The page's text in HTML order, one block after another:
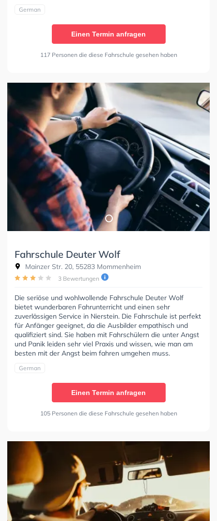
German
Einen Termin anfragen
117 Personen die diese Fahrschule gesehen haben
Fahrschule Deuter Wolf
Mainzer Str. 20, 55283 Mommenheim
3 Bewertungen
Die seriöse und wohlwollende Fahrschule Deuter Wolf
bietet wunderbaren Fahrunterricht und einen sehr
zuverlässigen Service in Nierstein. Die Fahrschule ist perfekt
für Anfänger geeignet, da die Ausbilder empathisch und
qualifiziert sind. Sie haben mit Fahrschülern die unter Angst
und Panik leiden sehr viel Praxis und wissen, wie man am
besten mit der Angst beim fahren umgehen muss.
German
Einen Termin anfragen
105 Personen die diese Fahrschule gesehen haben